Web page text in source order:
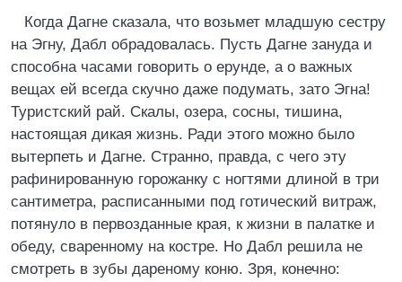
Когда Дагне сказала, что возьмет младшую сестру
на Эгну, Дабл обрадовалась. Пусть Дагне зануда и
способна часами говорить о ерунде, а о важных
вещах ей всегда скучно даже подумать, зато Эгна!
Туристский рай. Скалы, озера, сосны, тишина,
настоящая дикая жизнь. Ради этого можно было
вытерпеть и Дагне. Странно, правда, с чего эту
рафинированную горожанку с ногтями длиной в три
сантиметра, расписанными под готический витраж,
потянуло в первозданные края, к жизни в палатке и
обеду, сваренному на костре. Но Дабл решила не
смотреть в зубы дареному коню. Зря, конечно: